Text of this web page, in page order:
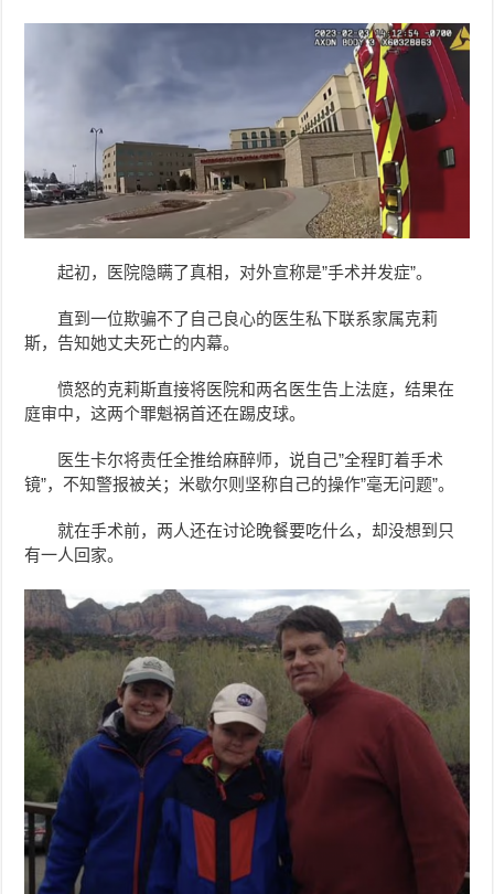
起初，医院隐瞒了真相，对外宣称是”手术并发症”。
直到一位欺骗不了自己良心的医生私下联系家属克莉
斯，告知她丈夫死亡的内幕。
愤怒的克莉斯直接将医院和两名医生告上法庭，结果在
庭审中，这两个罪魁祸首还在踢皮球。
医生卡尔将责任全推给麻醉师，说自己”全程盯着手术
镜”，不知警报被关；米歇尔则坚称自己的操作”毫无问题”。
就在手术前，两人还在讨论晚餐要吃什么，却没想到只
有一人回家。